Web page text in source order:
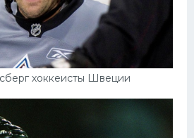
хоккеисты Швеции